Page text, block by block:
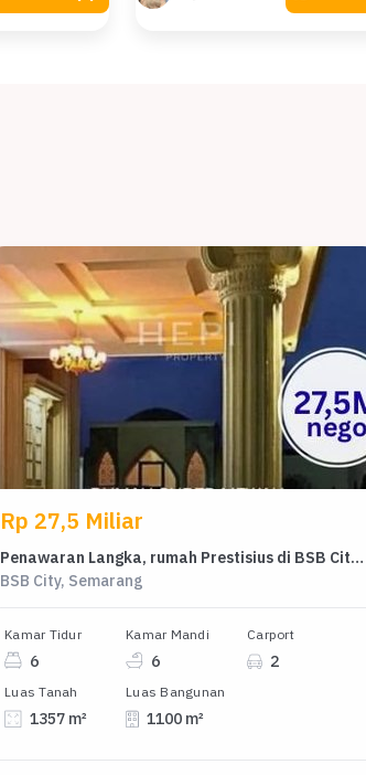
Rp 27,5 Miliar
Penawaran Langka, rumah Prestisius di BSB City, Semarang, LB 1100m²
BSB City, Semarang
Kamar Tidur
6
Kamar Mandi
6
Carport
2
Luas Tanah
1357 m²
Luas Bangunan
1100 m²